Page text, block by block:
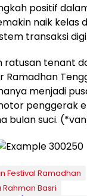
positif
naik kelas
transaksi
ratusan tenant
Ramadhan
menjadi
penggerak
bulan suci.
Festival Ramadhan
Rahman Basri